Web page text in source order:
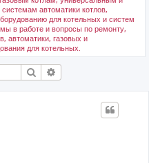
автоматики котлов,
для котельных и систем
в работе и вопросы по ремонту,
автоматики, газовых и
для котельных.
Поиск